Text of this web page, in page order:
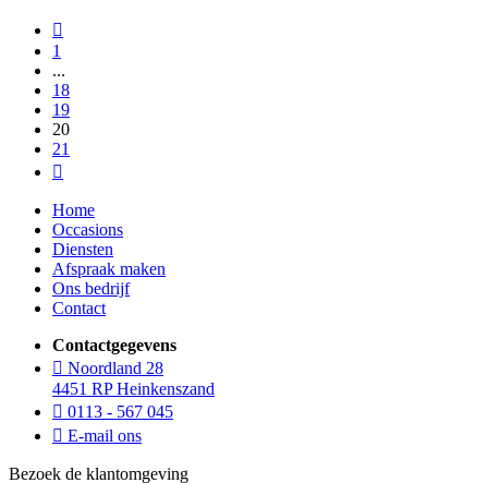
1
...
18
19
20
21
Home
Occasions
Diensten
Afspraak maken
Ons bedrijf
Contact
Contactgegevens
Noordland 28
4451 RP Heinkenszand
0113 - 567 045
E-mail ons
Bezoek de klantomgeving